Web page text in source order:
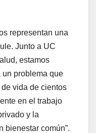
representan una
Junto a UC
estamos
problema que
vida de cientos
en el trabajo
y la
bienestar común”.